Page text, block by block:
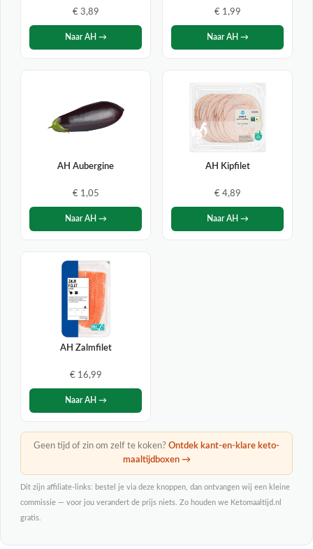
€ 3,89
Naar AH →
€ 1,99
Naar AH →
AH Aubergine
€ 1,05
Naar AH →
AH Kipfilet
€ 4,89
Naar AH →
AH Zalmfilet
€ 16,99
Naar AH →
Geen tijd of zin om zelf te koken? Ontdek kant-en-klare keto-
maaltijdboxen →
Dit zijn affiliate-links: bestel je via deze knoppen, dan ontvangen wij een kleine
commissie — voor jou verandert de prijs niets. Zo houden we Ketomaaltijd.nl
gratis.